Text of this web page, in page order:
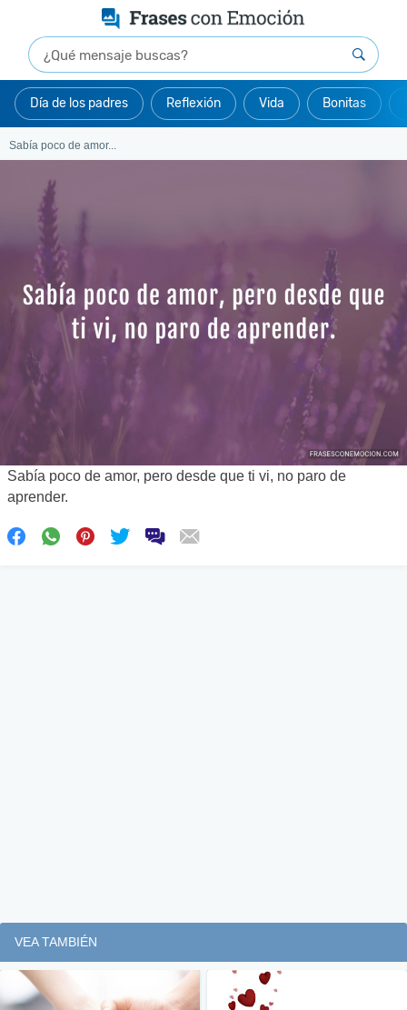
Día de los padres Reflexión Vida Bonitas
Sabía poco de amor...
Sabía poco de amor, pero desde que ti vi, no paro de
aprender.
VEA TAMBIÉN